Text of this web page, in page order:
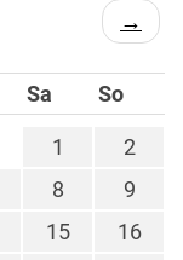
→
Sa So
1
2
8
9
15
16